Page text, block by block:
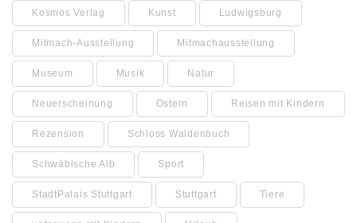
Kosmos Verlag Kunst Ludwigsburg
Mitmach-Ausstellung Mitmachausstellung
Museum Musik Natur
Neuerscheinung Ostern Reisen mit Kindern
Rezension Schloss Waldenbuch
Schwäbische Alb Sport
StadtPalais Stuttgart Stuttgart Tiere